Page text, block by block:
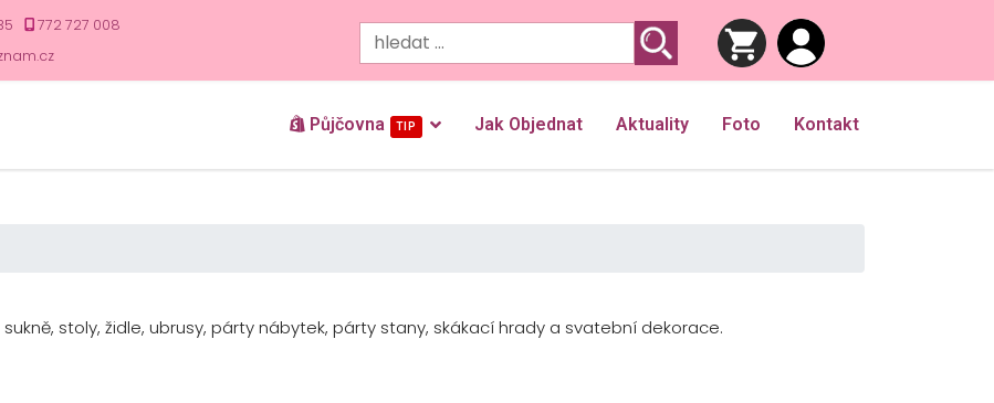
772 727 008
Půjčovna TIP Jak Objednat Aktuality Foto Kontakt
stoly, židle, ubrusy, párty nábytek, párty stany, skákací hrady a svatební dekorace.